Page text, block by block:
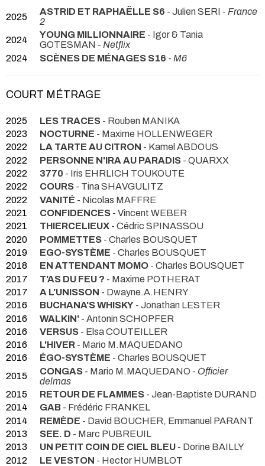
2025 ASTRID ET RAPHAËLLE S6 - Julien SERI - France
2
2024
YOUNG MILLIONNAIRE - Igor & Tania
GOTESMAN - Netflix
2024
SCÈNES DE MÉNAGES S16 - M6
COURT MÉTRAGE
2025 LES TRACES - Rouben MANIKA
2023
NOCTURNE - Maxime HOLLENWEGER
2022
LA TARTE AU CITRON - Kamel ABDOUS
2022
PERSONNE N'IRA AU PARADIS - QUARXX
2022
3770 - Iris EHRLICH TOUKOUTE
2022
COURS - Tina SHAVGULITZ
2022
VANITÉ - Nicolas MAFFRE
2021
CONFIDENCES - Vincent WEBER
2021
THIERCELIEUX - Cédric SPINASSOU
2020
POMMETTES - Charles BOUSQUET
2019
EGO-SYSTÈME - Charles BOUSQUET
2018
EN ATTENDANT MOMO - Charles BOUSQUET
2017
T'AS DU FEU ? - Maxime POTHERAT
2017
A L'UNISSON - Dwayne.A.HENRY
2016
BUCHANA'S WHISKY - Jonathan LESTER
2016
WALKIN' - Antonin SCHOPFER
2016
VERSUS - Elsa COUTEILLER
2016
L'HIVER - Mario M.MAQUEDANO
2016
ÉGO-SYSTÈME - Charles BOUSQUET
2015
CONGAS - Mario M.MAQUEDANO - Officier
delmas
2015
RETOUR DE FLAMMES - Jean-Baptiste DURAND
2014
GAB - Frédéric FRANKEL
2014
REMÈDE - David BOUCHER, Emmanuel PARANT
2013
SEE. D - Marc PUBREUIL
2013
UN PETIT COIN DE CIEL BLEU - Dorine BAILLY
2012
LE VESTON - Hector HUMBLOT